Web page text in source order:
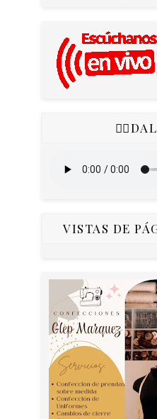
VISTAS DE